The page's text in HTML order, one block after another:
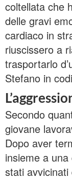
coltellata che
delle gravi
cardiaco in
riuscissero a
trasportarlo
Stefano in
Secondo
giovane
Dopo aver
insieme a
stati